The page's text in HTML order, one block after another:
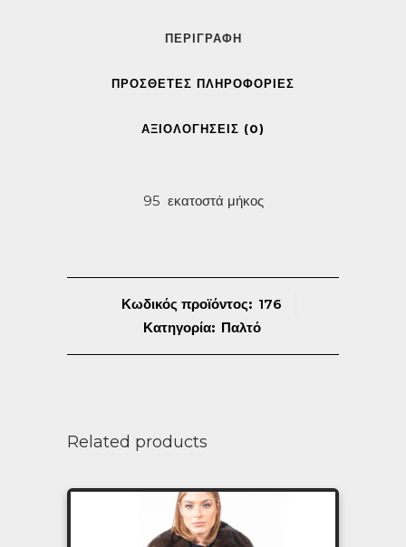
ΠΕΡΙΓΡΑΦΉ
ΠΡΌΣΘΕΤΕΣ ΠΛΗΡΟΦΟΡΊΕΣ
ΑΞΙΟΛΟΓΉΣΕΙΣ (0)
95 εκατοστά μήκος
Κωδικός προϊόντος: 176
Κατηγορία: Παλτό
Related products